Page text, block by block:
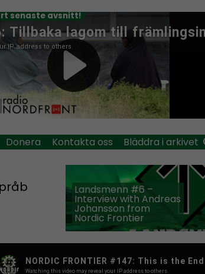
senaste avsnitt!
Donera Kontakta oss Bläddra i arkivet
Landsmenn #6 –
Interview with Andreas
Johansson from
Nordic Frontier